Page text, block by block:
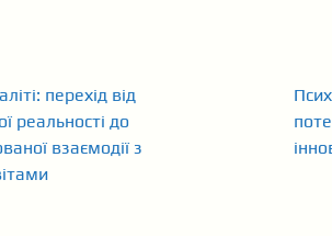
перехід від
реальності до
взаємодії з